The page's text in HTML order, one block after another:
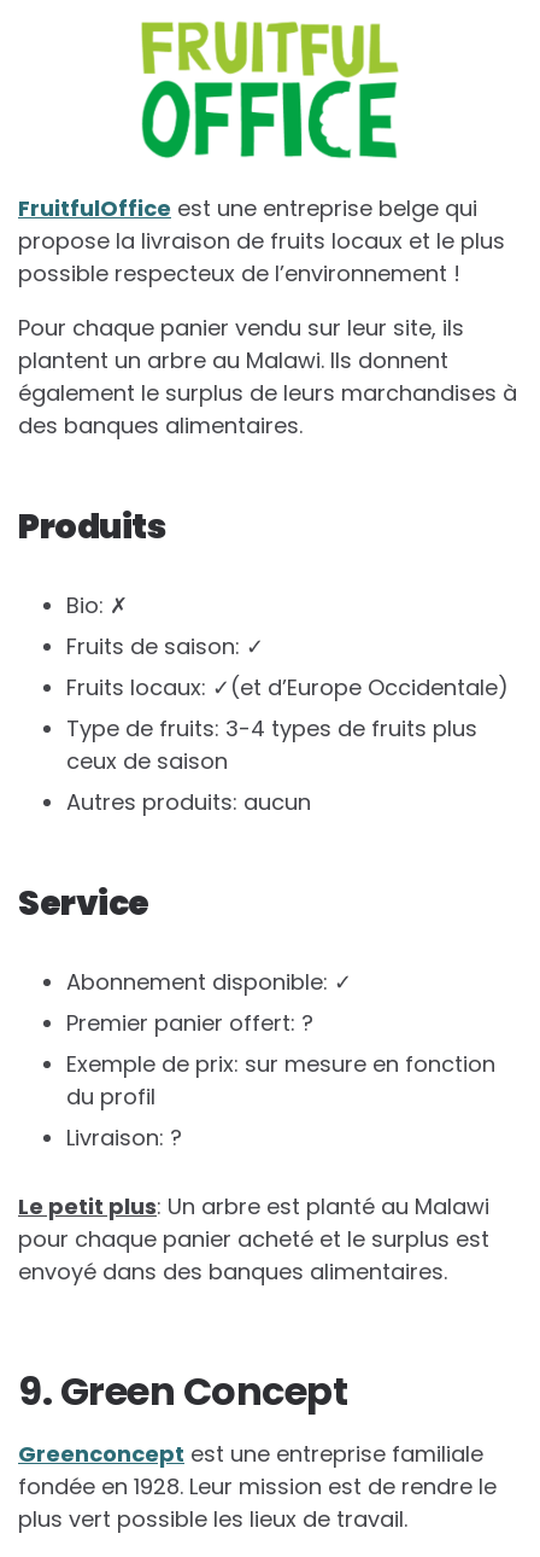
FruitfulOffice est une entreprise belge qui
propose la livraison de fruits locaux et le plus
possible respecteux de l’environnement !
Pour chaque panier vendu sur leur site, ils
plantent un arbre au Malawi. Ils donnent
également le surplus de leurs marchandises à
des banques alimentaires.
Produits
Bio: ✗
Fruits de saison: ✓
Fruits locaux: ✓(et d’Europe Occidentale)
Type de fruits: 3-4 types de fruits plus
ceux de saison
Autres produits: aucun
Service
Abonnement disponible: ✓
Premier panier offert: ?
Exemple de prix: sur mesure en fonction
du profil
Livraison: ?
Le petit plus: Un arbre est planté au Malawi
pour chaque panier acheté et le surplus est
envoyé dans des banques alimentaires.
9. Green Concept
Greenconcept est une entreprise familiale
fondée en 1928. Leur mission est de rendre le
plus vert possible les lieux de travail.